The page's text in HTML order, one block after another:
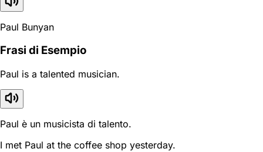
Paul Bunyan
Frasi di Esempio
Paul is a talented musician.
Paul è un musicista di talento.
I met Paul at the coffee shop yesterday.